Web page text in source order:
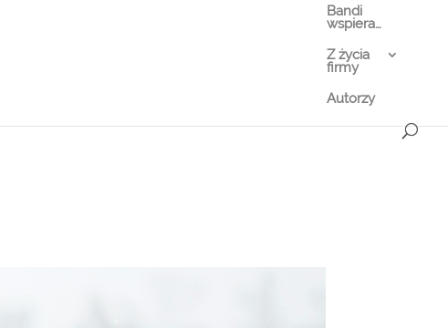
Bandi
wspiera…
Z życia
firmy
Autorzy